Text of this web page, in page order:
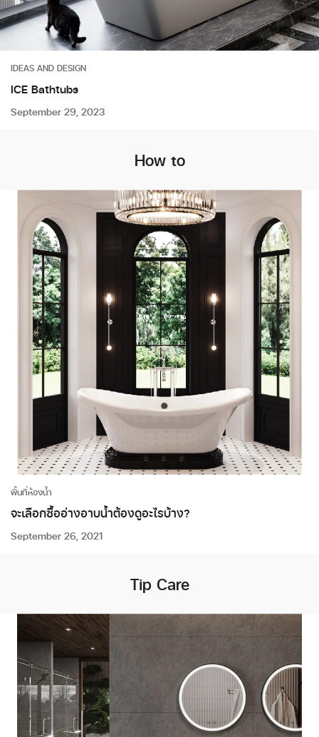
IDEAS AND DESIGN
ICE Bathtubs
September 29, 2023
How to
พื้นที่ห้องน้ำ
จะเลือกซื้ออ่างอาบน้ำต้องดูอะไรบ้าง?
September 26, 2021
Tip Care